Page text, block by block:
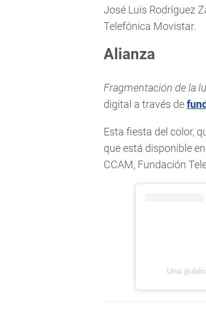
José Luis Rodríguez
Telefónica Movistar.
Alianza
Fragmentación de la
digital a través de
Esta fiesta del color,
que está disponible
CCAM, Fundación
Una